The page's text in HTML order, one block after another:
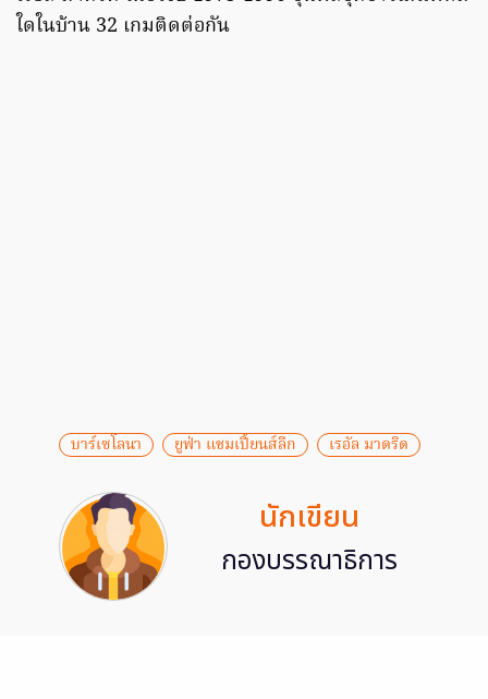
ใดในบ้าน 32 เกมติดต่อกัน
บาร์เซโลนา ยูฟ่า แชมเปี้ยนส์ลีก เรอัล มาดริด
นักเขียน
กองบรรณาธิการ